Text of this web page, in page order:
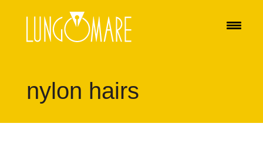
nylon hairs